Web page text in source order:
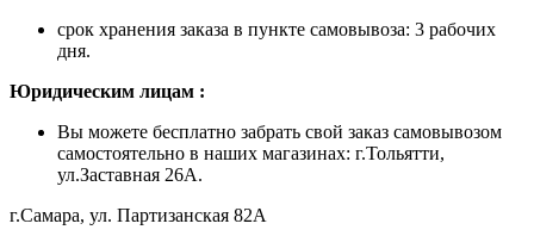
срок хранения заказа в пункте самовывоза: 3 рабочих
дня.
Юридическим лицам :
Вы можете бесплатно забрать свой заказ самовывозом
самостоятельно в наших магазинах: г.Тольятти,
ул.Заставная 26А.
г.Самара, ул. Партизанская 82А